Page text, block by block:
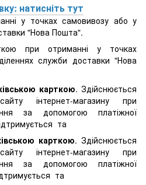
натисніть тут
у точках самовивозу або у
"Нова Пошта".
при отриманні у точках
служби доставки "Нова
карткою. Здійснюється
інтернет-магазину при
за допомогою платіжної
та
карткою. Здійснюється
інтернет-магазину при
за допомогою платіжної
та